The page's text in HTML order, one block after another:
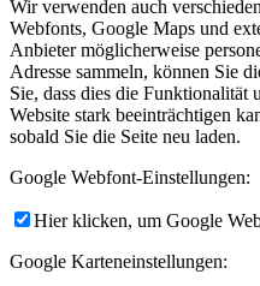
Wir verwenden auch
Webfonts, Google Maps und
Anbieter möglicherweise
Adresse sammeln, können Sie
Sie, dass dies die Funktionalität
Website stark beeinträchtigen
sobald Sie die Seite neu laden.
Google Webfont-Einstellungen:
Hier klicken, um Google
Google Karteneinstellungen: